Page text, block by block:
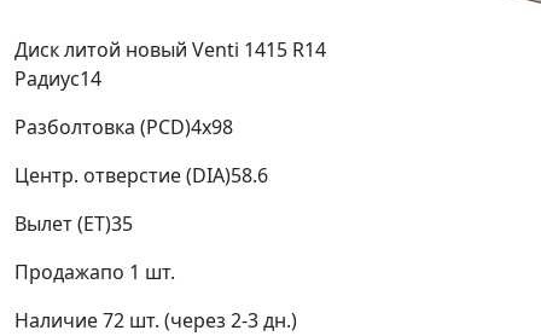
Диск литой новый Venti 1415 R14
Радиус14
Разболтовка (PCD)4x98
Центр. отверстие (DIA)58.6
Вылет (ET)35
Продажапо 1 шт.
Наличие72 шт. (через 2-3 дн.)